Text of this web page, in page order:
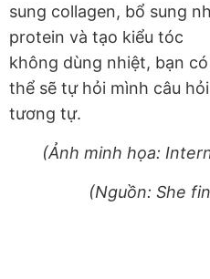
sung collagen, bổ sung
protein và tạo kiểu tóc
không dùng nhiệt, bạn có
thể sẽ tự hỏi mình câu hỏi
tương tự.
(Ảnh minh họa:
(Nguồn: She